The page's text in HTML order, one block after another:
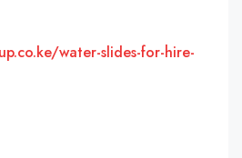
water-slides-for-hire-